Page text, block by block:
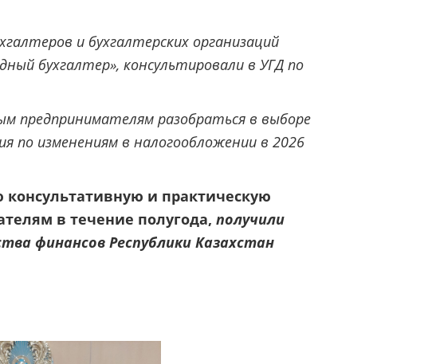
и бухгалтерских организаций
бухгалтер», консультировали в УГД по
предпринимателям разобраться в выборе
по изменениям в налогообложении в 2026
и практическую
в течение полугода, получили
финансов Республики Казахстан